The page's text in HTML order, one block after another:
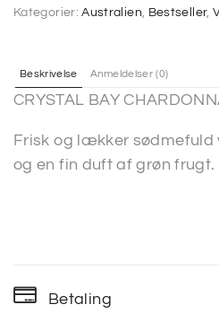
Kategorier:Australien, Bestseller,
Beskrivelse Anmeldelser (0)
CRYSTAL BAY
Frisk og lækker
og en fin duft af grøn frugt.
Betaling